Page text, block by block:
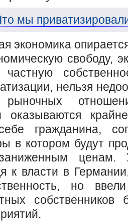
мы
экономика
свободу,
нельзя
оказываются
гражданина,
в котором будут
ценам.
к власти в
но